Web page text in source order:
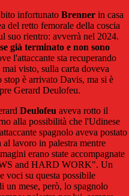
infortunato Brenner in casa
del retto femorale della coscia
suo rientro: avverrà nel 2024.
già terminato e non sono
l'attaccante sta recuperando
visto, sulla carta doveva
stop è arrivato Davis, ma si è
Gerard Deulofeu.
Deulofeu aveva rotto il
alla possibilità che l'Udinese
spagnolo aveva postato
al lavoro in palestra mentre
erano state accompagnate
and HARD WORK". Un
voci su questa possibile
un mese, però, lo spagnolo